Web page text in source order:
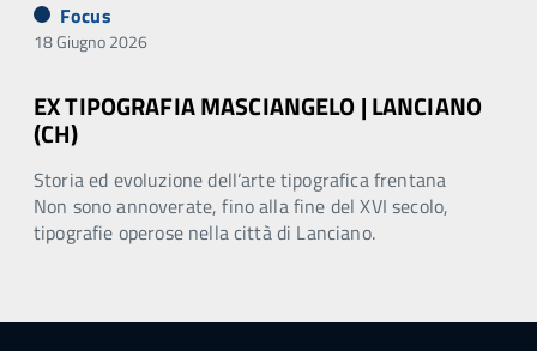
Focus
18 Giugno 2026
EX TIPOGRAFIA MASCIANGELO | LANCIANO
(CH)
Storia ed evoluzione dell’arte tipografica frentana
Non sono annoverate, fino alla fine del XVI secolo,
tipografie operose nella città di Lanciano.